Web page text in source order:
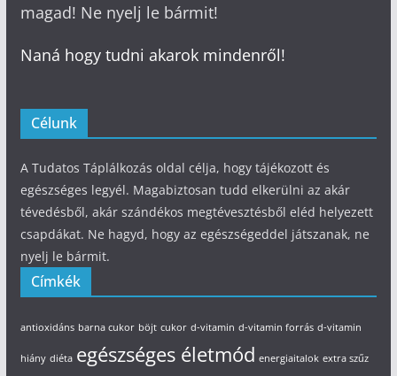
magad! Ne nyelj le bármit!
Naná hogy tudni akarok mindenről!
Célunk
A Tudatos Táplálkozás oldal célja, hogy tájékozott és
egészséges legyél. Magabiztosan tudd elkerülni az akár
tévedésből, akár szándékos megtévesztésből eléd helyezett
csapdákat. Ne hagyd, hogy az egészségeddel játszanak, ne
nyelj le bármit.
Címkék
antioxidáns barna cukor böjt cukor d-vitamin d-vitamin forrás d-vitamin
hiány diéta egészséges életmód energiaitalok extra szűz